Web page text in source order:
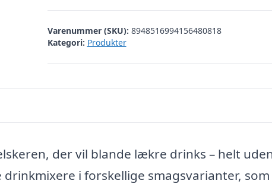
Varenummer (SKU): 8948516994156480818
Kategori: Produkter
der vil blande lækre drinks – helt
i forskellige smagsvarianter, som